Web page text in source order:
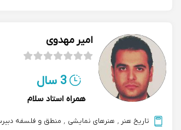
امیر مهدوی
3 سال
همراه استاد سلام
تاریخ هنر , هنرهای نمایشی , منطق و فلسفه